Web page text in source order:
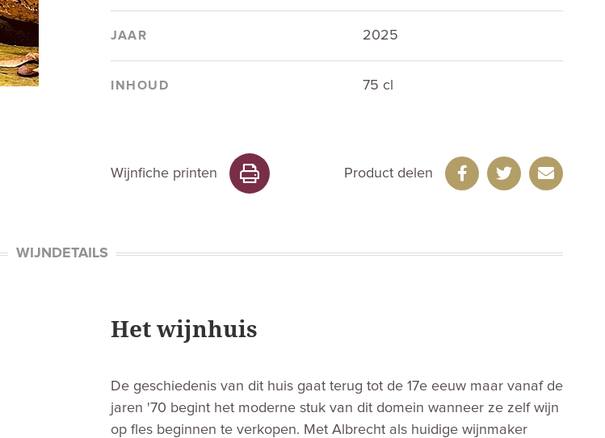
JAAR 2025
INHOUD 75 cl
Wijnfiche printen Product delen
WIJNDETAILS
Het wijnhuis
De geschiedenis van dit huis gaat terug tot de 17e eeuw maar vanaf de
jaren '70 begint het moderne stuk van dit domein wanneer ze zelf wijn
op fles beginnen te verkopen. Met Albrecht als huidige wijnmaker